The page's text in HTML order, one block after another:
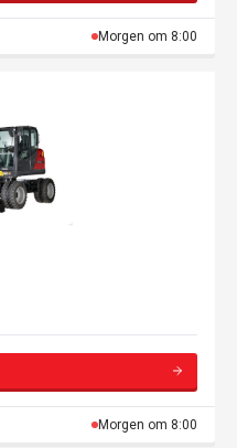
Morgen om 8:00
Morgen om 8:00